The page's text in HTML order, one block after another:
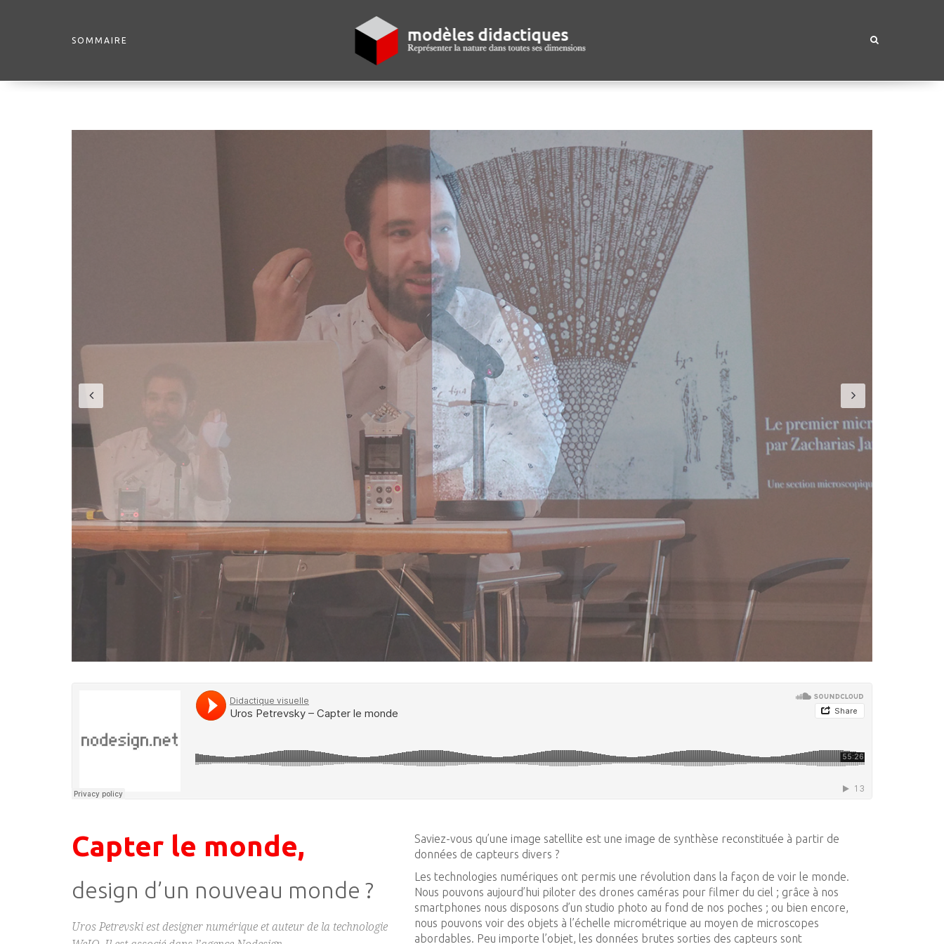
SOMMAIRE
Capter le monde,
design d’un nouveau monde ?
Uros Petrevski est designer numérique et auteur de la technologie
Saviez-vous qu’une image satellite est une image de synthèse reconstituée à partir de
données de capteurs divers ?
Les technologies numériques ont permis une révolution dans la façon de voir le monde.
Nous pouvons aujourd’hui piloter des drones caméras pour filmer du ciel ; grâce à nos
smartphones nous disposons d’un studio photo au fond de nos poches ; ou bien encore,
nous pouvons voir des objets à l’échelle micrométrique au moyen de microscopes
abordables. Peu importe l’objet, les données brutes sorties des capteurs sont